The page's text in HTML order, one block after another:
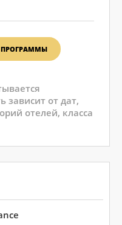
ПРОГРАММЫ
зависит от дат,
отелей, класса